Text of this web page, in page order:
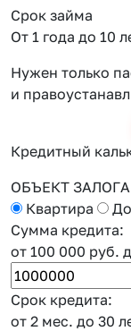
Срок займа
От 1 года до 10
Нужен только
и
Кредитный
ОБЪЕКТ ЗАЛОГА
Квартира
Сумма кредита:
от 100 000 руб.
Срок кредита:
от 2 мес. до 30